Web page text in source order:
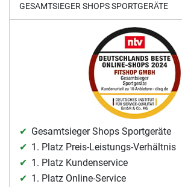
GESAMTSIEGER SHOPS SPORTGERÄTE
Gesamtsieger Shops Sportgeräte
1. Platz Preis-Leistungs-Verhältnis
1. Platz Kundenservice
1. Platz Online-Service